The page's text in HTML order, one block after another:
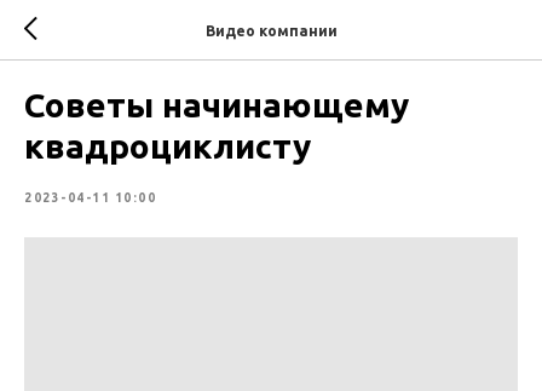
Видео компании
Советы начинающему
квадроциклисту
2023-04-11 10:00